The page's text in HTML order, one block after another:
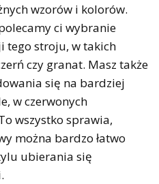
wzorów i kolorów.
ci wybranie
tego stroju, w takich
czy granat. Masz także
się na bardziej
w czerwonych
wszystko sprawia,
można bardzo łatwo
ubierania się